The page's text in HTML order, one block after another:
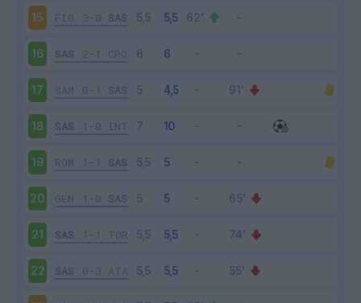
15 FIO 3-0 SAS
16 SAS 2-1 CRO
17 SAM 0-1 SAS
18 SAS 1-0 INT
19 ROM 1-1 SAS
20 GEN 1-0 SAS
21 SAS 1-1 TOR
22 SAS 0-3 ATA